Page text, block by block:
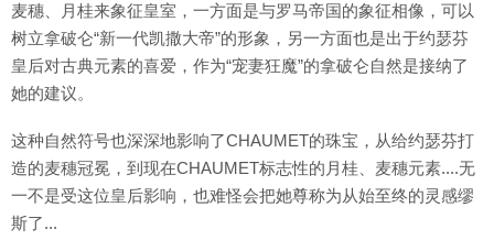
麦穗、月桂来象征皇室，一方面是与罗马帝国的象征相像，可以
树立拿破仑“新一代凯撒大帝”的形象，另一方面也是出于约瑟芬
皇后对古典元素的喜爱，作为“宠妻狂魔”的拿破仑自然是接纳了
她的建议。
这种自然符号也深深地影响了CHAUMET的珠宝，从给约瑟芬打
造的麦穗冠冕，到现在CHAUMET标志性的月桂、麦穗元素....无
一不是受这位皇后影响，也难怪会把她尊称为从始至终的灵感缪
斯了...